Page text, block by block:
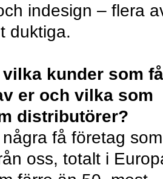
indesign – flera
duktiga.
kunder som
er och vilka som
distributörer?
få företag som
oss, totalt i